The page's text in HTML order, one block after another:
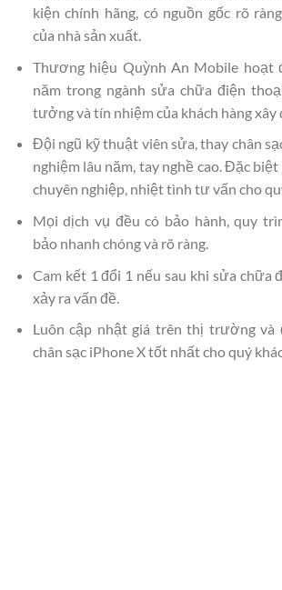
kiện chính hãng, có nguồn gốc rõ
của nhà sản xuất.
Thương hiệu Quỳnh An Mobile hoạt
năm trong ngành sửa chữa điện
tưởng và tín nhiệm của khách hàng xây
Đội ngũ kỹ thuật viên sửa, thay chân
nghiệm lâu năm, tay nghề cao. Đặc
chuyên nghiệp, nhiệt tình tư vấn cho
Mọi dịch vụ đều có bảo hành, quy
bảo nhanh chóng và rõ ràng.
Cam kết 1 đổi 1 nếu sau khi sửa chữa
xảy ra vấn đề.
Luôn cập nhật giá trên thị trường và
chân sạc iPhone X tốt nhất cho quý